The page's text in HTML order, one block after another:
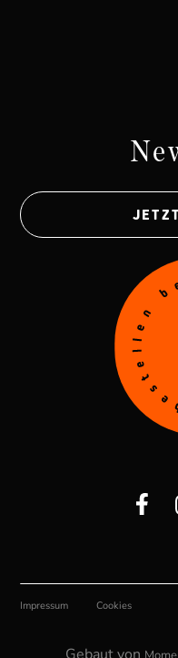
Impressum Cookies